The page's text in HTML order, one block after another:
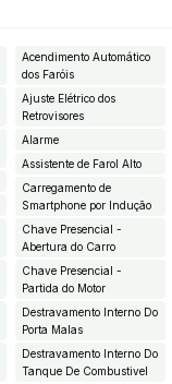
Acendimento Automático
dos Faróis
Ajuste Elétrico dos
Retrovisores
Alarme
Assistente de Farol Alto
Carregamento de
Smartphone por Indução
Chave Presencial -
Abertura do Carro
Chave Presencial -
Partida do Motor
Destravamento Interno Do
Porta Malas
Destravamento Interno Do
Tanque De Combustivel